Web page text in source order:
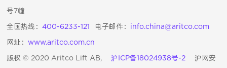
号7幢
全国热线：400-6233-121 电子邮件： info.china@aritco.com
网址：www.aritco.com.cn
版权 © 2020 Aritco Lift AB,沪ICP备18024938号-2 沪网安